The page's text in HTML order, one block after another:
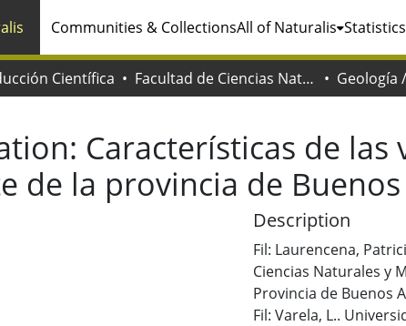
Communities & CollectionsAll of Naturalis Statistics
Científica Facultad de Ciencias Naturales y Museo Geología
Características de
de la provincia de
Description
Fil: Laurencena,
Ciencias Naturales y
Provincia de Buenos
Fil: Varela, L..